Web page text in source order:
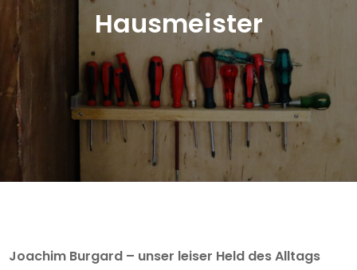
Hausmeister
Joachim Burgard – unser leiser Held des Alltags